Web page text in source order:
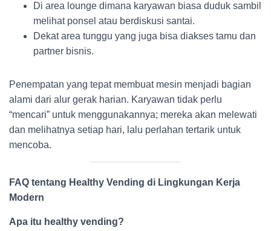
Di area lounge dimana karyawan biasa duduk sambil
melihat ponsel atau berdiskusi santai.
Dekat area tunggu yang juga bisa diakses tamu dan
partner bisnis.
Penempatan yang tepat membuat mesin menjadi bagian
alami dari alur gerak harian. Karyawan tidak perlu
“mencari” untuk menggunakannya; mereka akan melewati
dan melihatnya setiap hari, lalu perlahan tertarik untuk
mencoba.
FAQ tentang Healthy Vending di Lingkungan Kerja
Modern
Apa itu healthy vending?